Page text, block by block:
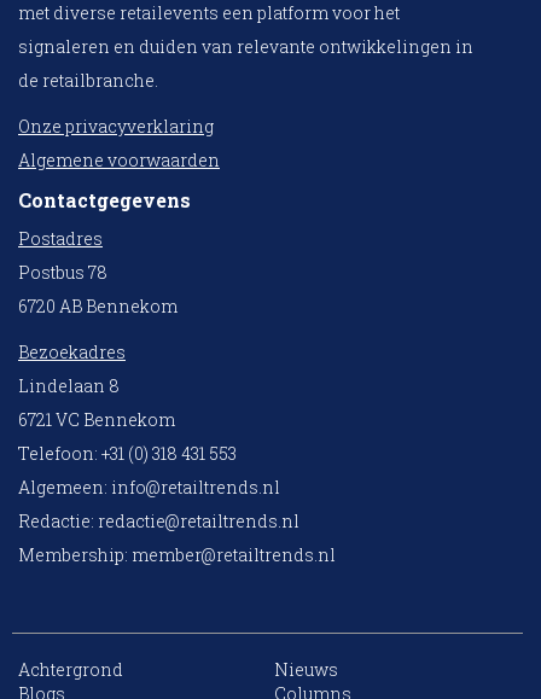
met diverse retailevents een platform voor het
signaleren en duiden van relevante ontwikkelingen in
de retailbranche.
Onze privacyverklaring
Algemene voorwaarden
Contactgegevens
Postadres
Postbus 78
6720 AB Bennekom
Bezoekadres
Lindelaan 8
6721 VC Bennekom
Telefoon: +31 (0) 318 431 553
Algemeen: info@retailtrends.nl
Redactie: redactie@retailtrends.nl
Membership: member@retailtrends.nl
Achtergrond
Nieuws
Blogs
Columns
10 collega’s